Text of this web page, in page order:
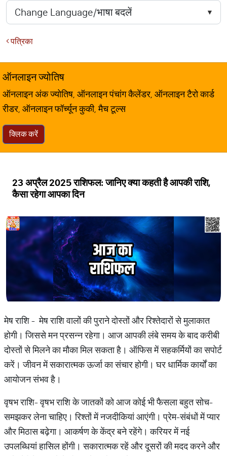
पत्रिका
ऑनलाइन ज्योतिष
ऑनलाइन अंक ज्योतिष, ऑनलाइन पंचांग कैलेंडर, ऑनलाइन टैरो कार्ड
रीडर, ऑनलाइन फॉर्च्यून कुकी, मैच टूल्स
क्लिक करें
23 अप्रैल 2025 राशिफल: जानिए क्या कहती है आपकी राशि,
कैसा रहेगा आपका दिन
मेष राशि - मेष राशि वालों की पुराने दोस्तों और रिश्तेदारों से मुलाकात
होगी। जिससे मन प्रसन्न रहेगा। आज आपकी लंबे समय के बाद करीबी
दोस्तों से मिलने का मौका मिल सकता है। ऑफिस में सहकर्मियों का सपोर्ट
करें। जीवन में सकारात्मक ऊर्जा का संचार होगी। घर धार्मिक कार्यों का
आयोजन संभव है।
वृषभ राशि- वृषभ राशि के जातकों को आज कोई भी फैसला बहुत सोच-
समझकर लेना चाहिए। रिश्तों में नजदीकियां आएंगी। प्रेम-संबंधों में प्यार
और मिठास बढ़ेगा। आकर्षण के केंद्र बने रहेंगे। करियर में नई
उपलब्धियां हासिल होंगी। सकारात्मक रहें और दूसरों की मदद करने और